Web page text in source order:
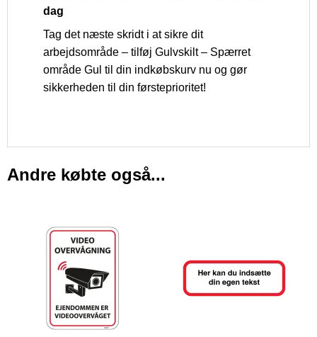
dag
Tag det næste skridt i at sikre dit
arbejdsområde – tilføj Gulvskilt – Spærret
område Gul til din indkøbskurv nu og gør
sikkerheden til din førsteprioritet!
Andre købte også...